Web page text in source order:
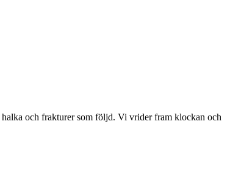
och frakturer som följd. Vi vrider fram klockan och